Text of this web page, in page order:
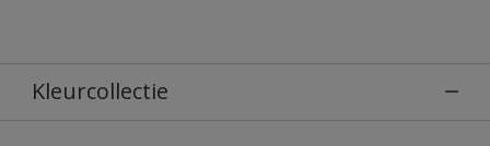
Kleurcollectie